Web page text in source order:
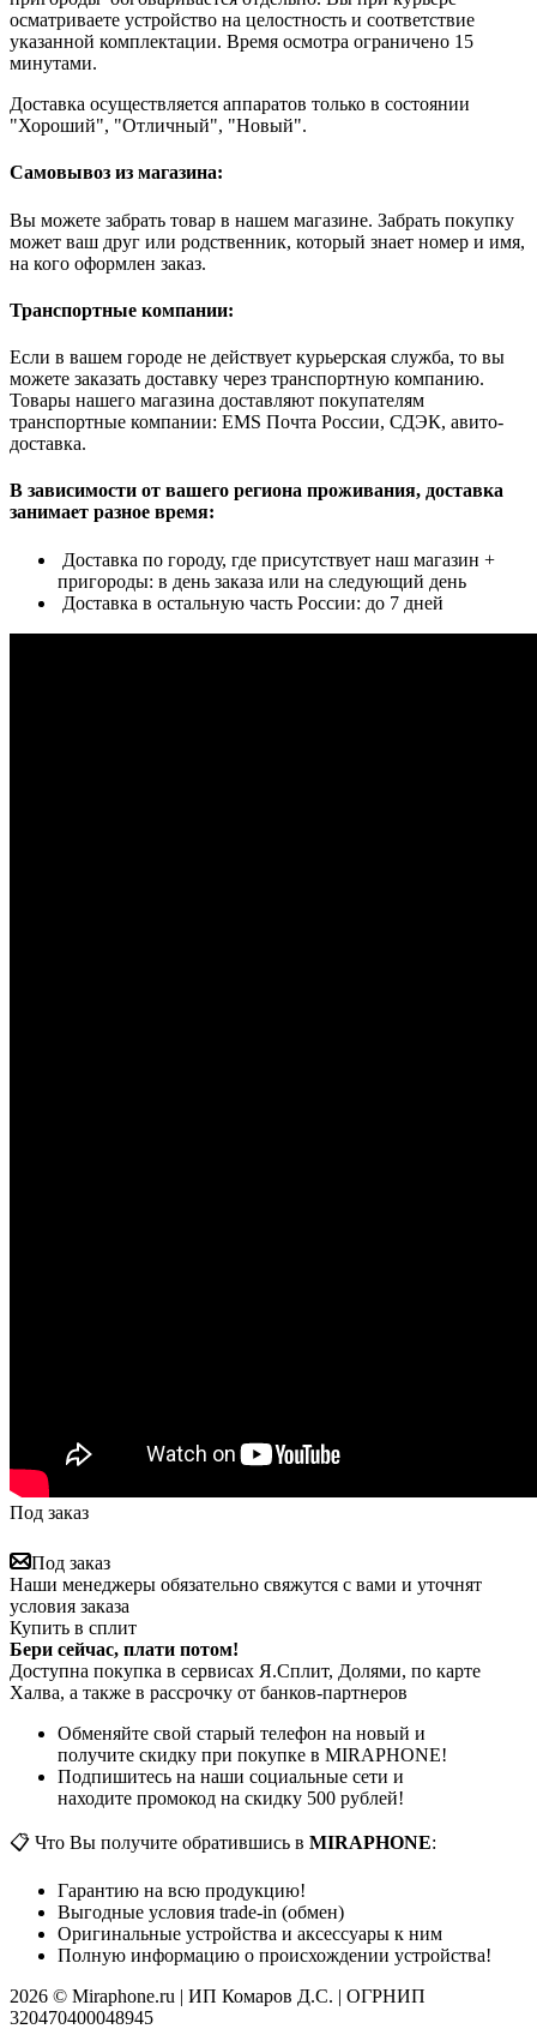
осматриваете устройство на целостность и соответствие
указанной комплектации. Время осмотра ограничено 15
минутами.
Доставка осуществляется аппаратов только в состоянии
"Хороший", "Отличный", "Новый".
Самовывоз из магазина:
Вы можете забрать товар в нашем магазине. Забрать покупку
может ваш друг или родственник, который знает номер и имя,
на кого оформлен заказ.
Транспортные компании:
Если в вашем городе не действует курьерская служба, то вы
можете заказать доставку через транспортную компанию.
Товары нашего магазина доставляют покупателям
транспортные компании: EMS Почта России, СДЭК, авито-
доставка.
В зависимости от вашего региона проживания, доставка
занимает разное время:
Доставка по городу, где присутствует наш магазин +
пригороды: в день заказа или на следующий день
Доставка в остальную часть России: до 7 дней
Под заказ
Под заказ
Наши менеджеры обязательно свяжутся с вами и уточнят
условия заказа
Купить в сплит
Бери сейчас, плати потом!
Доступна покупка в сервисах Я.Сплит, Долями, по карте
Халва, а также в рассрочку от банков-партнеров
Обменяйте свой старый телефон на новый и
получите скидку при покупке в MIRAPHONE!
Подпишитесь на наши социальные сети и
находите промокод на скидку 500 рублей!
📋 Что Вы получите обратившись в MIRAPHONE:
Гарантию на всю продукцию!
Выгодные условия trade-in (обмен)
Оригинальные устройства и аксессуары к ним
Полную информацию о происхождении устройства!
2026 © Miraphone.ru | ИП Комаров Д.С. | ОГРНИП
320470400048945